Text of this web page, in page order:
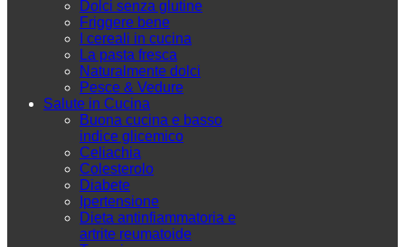
Dolci senza glutine
Friggere bene
I cereali in cucina
La pasta fresca
Naturalmente dolci
Pesce & Vedure
Salute in Cucina
Buona cucina e basso
indice glicemico
Celiachia
Colesterolo
Diabete
Ipertensione
Dieta antinfiammatoria e
artrite reumatoide